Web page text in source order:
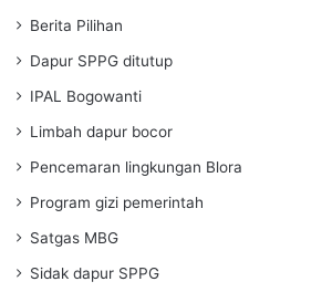
Berita Pilihan
Dapur SPPG ditutup
IPAL Bogowanti
Limbah dapur bocor
Pencemaran lingkungan Blora
Program gizi pemerintah
Satgas MBG
Sidak dapur SPPG